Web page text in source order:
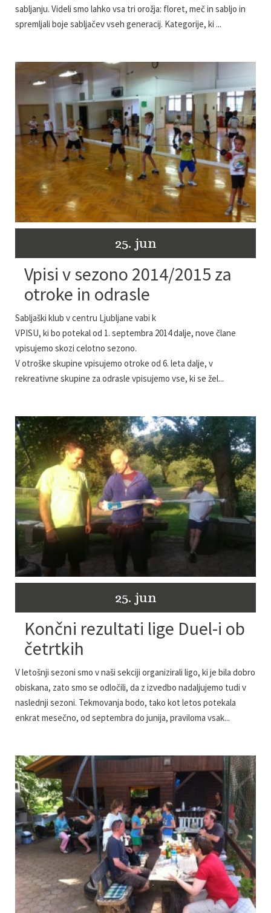
sabljanju. Videli smo lahko vsa tri orožja: floret, meč in sabljo in
spremljali boje sabljačev vseh generacij. Kategorije, ki ...
25. jun
Vpisi v sezono 2014/2015 za
otroke in odrasle
Sabljaški klub v centru Ljubljane vabi k
VPISU, ki bo potekal od 1. septembra 2014 dalje, nove člane
vpisujemo skozi celotno sezono.
V otroške skupine vpisujemo otroke od 6. leta dalje, v
rekreativne skupine za odrasle vpisujemo vse, ki se žel...
25. jun
Končni rezultati lige Duel-i ob
četrtkih
V letošnji sezoni smo v naši sekciji organizirali ligo, ki je bila dobro
obiskana, zato smo se odločili, da z izvedbo nadaljujemo tudi v
naslednji sezoni. Tekmovanja bodo, tako kot letos potekala
enkrat mesečno, od septembra do junija, praviloma vsak...